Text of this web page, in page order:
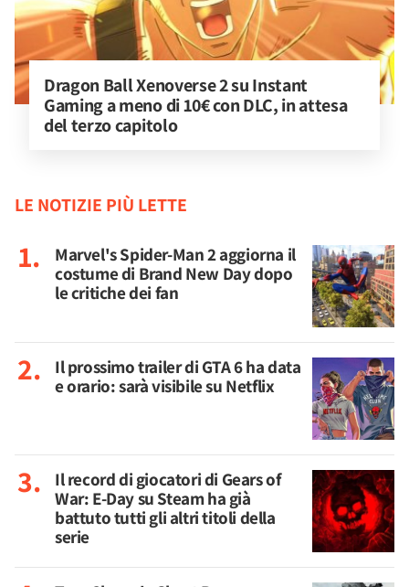
Dragon Ball Xenoverse 2 su Instant
Gaming a meno di 10€ con DLC, in attesa
del terzo capitolo
LE NOTIZIE PIÙ LETTE
Marvel's Spider-Man 2 aggiorna il
costume di Brand New Day dopo
le critiche dei fan
Il prossimo trailer di GTA 6 ha data
e orario: sarà visibile su Netflix
Il record di giocatori di Gears of
War: E-Day su Steam ha già
battuto tutti gli altri titoli della
serie